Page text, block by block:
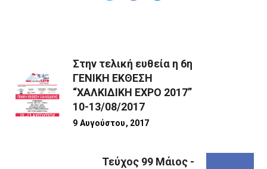
Στην τελική ευθεία η 6η
ΓΕΝΙΚΗ ΕΚΘΕΣΗ
“ΧΑΛΚΙΔΙΚΗ EXPO 2017”
10-13/08/2017
9 Αυγούστου, 2017
Τεύχος 99 Μάιος -